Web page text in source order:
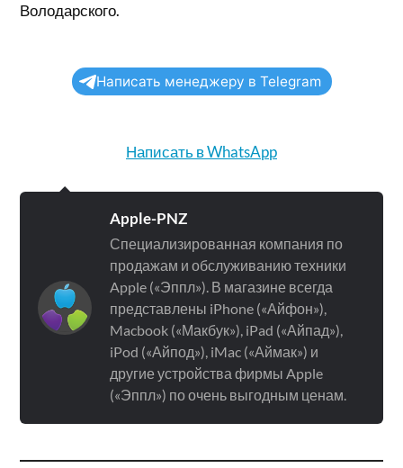
Володарского.
Написать менеджеру в Telegram
Написать в WhatsApp
Apple-PNZ
Специализированная компания по
продажам и обслуживанию техники
Apple («Эппл»). В магазине всегда
представлены iPhone («Айфон»),
Macbook («Макбук»), iPad («Айпад»),
iPod («Айпод»), iMac («Аймак») и
другие устройства фирмы Apple
(«Эппл») по очень выгодным ценам.